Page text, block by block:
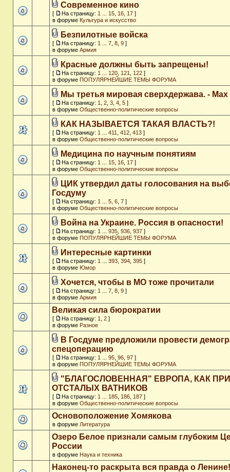
Современное кино
[ На страницу: 1 15 16 17 ]
в форуме Культура и искусство
Безпилотные войска
[ На страницу: 1 7 8 9 ]
в форуме Армия
Красные должны быть запрещены!
[ На страницу: 1 120 121 122 ]
в форуме ПОПУЛЯРНЕЙШИЕ ТЕМЫ ФОРУМА
Мы третья мировая сверхдержава. - Max
[ На страницу: 1 2 3 4 5 ]
в форуме Общественно-политические вопросы
КАК НАЗЫВАЕТСЯ ТАКАЯ ВЛАСТЬ?!
[ На страницу: 1 411 412 413 ]
в форуме Общественно-политические вопросы
Медицина по научным понятиям
[ На страницу: 1 15 16 17 ]
в форуме Общественно-политические вопросы
ЦИК утвердил даты голосования на
Госдуму
[ На страницу: 1 5 6 7 ]
в форуме Общественно-политические вопросы
Война на Украине. Россия в опасности!
[ На страницу: 1 935 936 937 ]
в форуме ПОПУЛЯРНЕЙШИЕ ТЕМЫ ФОРУМА
Интересные картинки
[ На страницу: 1 393 394 395 ]
в форуме Юмор
Хочется, чтобы в МО тоже прочитали
[ На страницу: 1 7 8 9 ]
в форуме Армия
Великая сила бюрократии
[ На страницу: 1 2 ]
в форуме Разное
В Госдуме предложили провести
спецоперацию
[ На страницу: 1 95 96 97 ]
в форуме ПОПУЛЯРНЕЙШИЕ ТЕМЫ ФОРУМА
"БЛАГОСЛОВЕННАЯ" ЕВРОПА, КАК
ОТСТАЛЫХ ВАТНИКОВ
[ На страницу: 1 185 186 187 ]
в форуме Общественно-политические вопросы
Основоположение Хомякова
в форуме Литература
Озеро Белое признали самым глубоким
России
в форуме Наука и техника
Наконец-то раскрыта вся правда о Ленине!